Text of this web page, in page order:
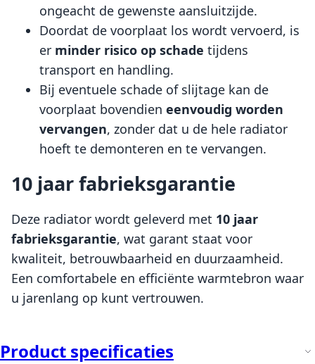
ongeacht de gewenste aansluitzijde.
Doordat de voorplaat los wordt vervoerd, is
er minder risico op schade tijdens
transport en handling.
Bij eventuele schade of slijtage kan de
voorplaat bovendien eenvoudig worden
vervangen, zonder dat u de hele radiator
hoeft te demonteren en te vervangen.
10 jaar fabrieksgarantie
Deze radiator wordt geleverd met 10 jaar
fabrieksgarantie, wat garant staat voor
kwaliteit, betrouwbaarheid en duurzaamheid.
Een comfortabele en efficiënte warmtebron waar
u jarenlang op kunt vertrouwen.
Product specificaties